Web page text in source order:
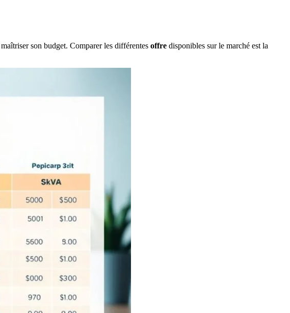
son budget. Comparer les différentes offre disponibles sur le marché est la